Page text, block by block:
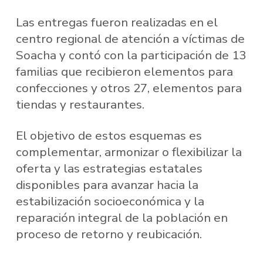
Las entregas fueron realizadas en el
centro regional de atención a víctimas de
Soacha y contó con la participación de 13
familias que recibieron elementos para
confecciones y otros 27, elementos para
tiendas y restaurantes.
El objetivo de estos esquemas es
complementar, armonizar o flexibilizar la
oferta y las estrategias estatales
disponibles para avanzar hacia la
estabilización socioeconómica y la
reparación integral de la población en
proceso de retorno y reubicación.